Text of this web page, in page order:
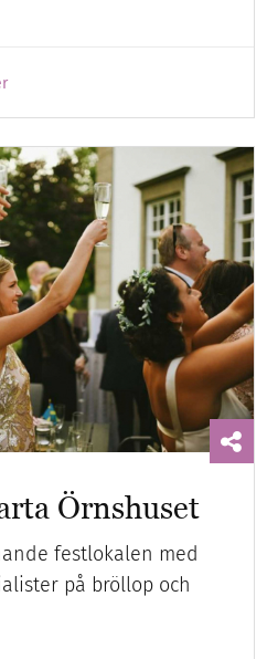
Örnshuset
festlokalen med
på bröllop och